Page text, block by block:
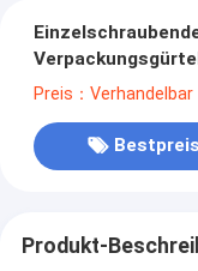
Preis：Verhandelbar
Bestpreis
Produkt-